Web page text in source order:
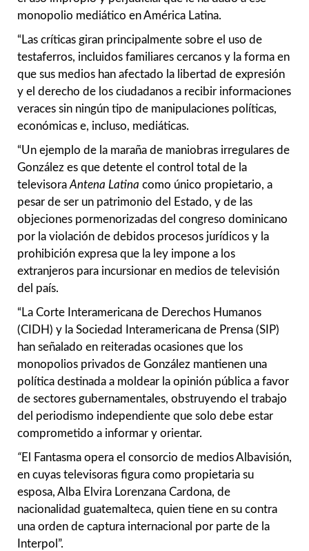
monopolio mediático en América Latina.
“Las críticas giran principalmente sobre el uso de
testaferros, incluidos familiares cercanos y la forma en
que sus medios han afectado la libertad de expresión
y el derecho de los ciudadanos a recibir informaciones
veraces sin ningún tipo de manipulaciones políticas,
económicas e, incluso, mediáticas.
“Un ejemplo de la maraña de maniobras irregulares de
González es que detente el control total de la
televisora Antena Latina como único propietario, a
pesar de ser un patrimonio del Estado, y de las
objeciones pormenorizadas del congreso dominicano
por la violación de debidos procesos jurídicos y la
prohibición expresa que la ley impone a los
extranjeros para incursionar en medios de televisión
del país.
“La Corte Interamericana de Derechos Humanos
(CIDH) y la Sociedad Interamericana de Prensa (SIP)
han señalado en reiteradas ocasiones que los
monopolios privados de González mantienen una
política destinada a moldear la opinión pública a favor
de sectores gubernamentales, obstruyendo el trabajo
del periodismo independiente que solo debe estar
comprometido a informar y orientar.
“El Fantasma opera el consorcio de medios Albavisión,
en cuyas televisoras figura como propietaria su
esposa, Alba Elvira Lorenzana Cardona, de
nacionalidad guatemalteca, quien tiene en su contra
una orden de captura internacional por parte de la
Interpol”.